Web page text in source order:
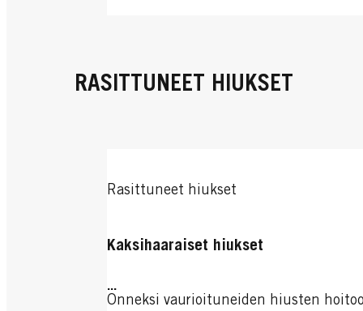
RASITTUNEET HIUKSET
Rasittuneet hiukset
Kaksihaaraiset hiukset
...
Onneksi vaurioituneiden hiusten